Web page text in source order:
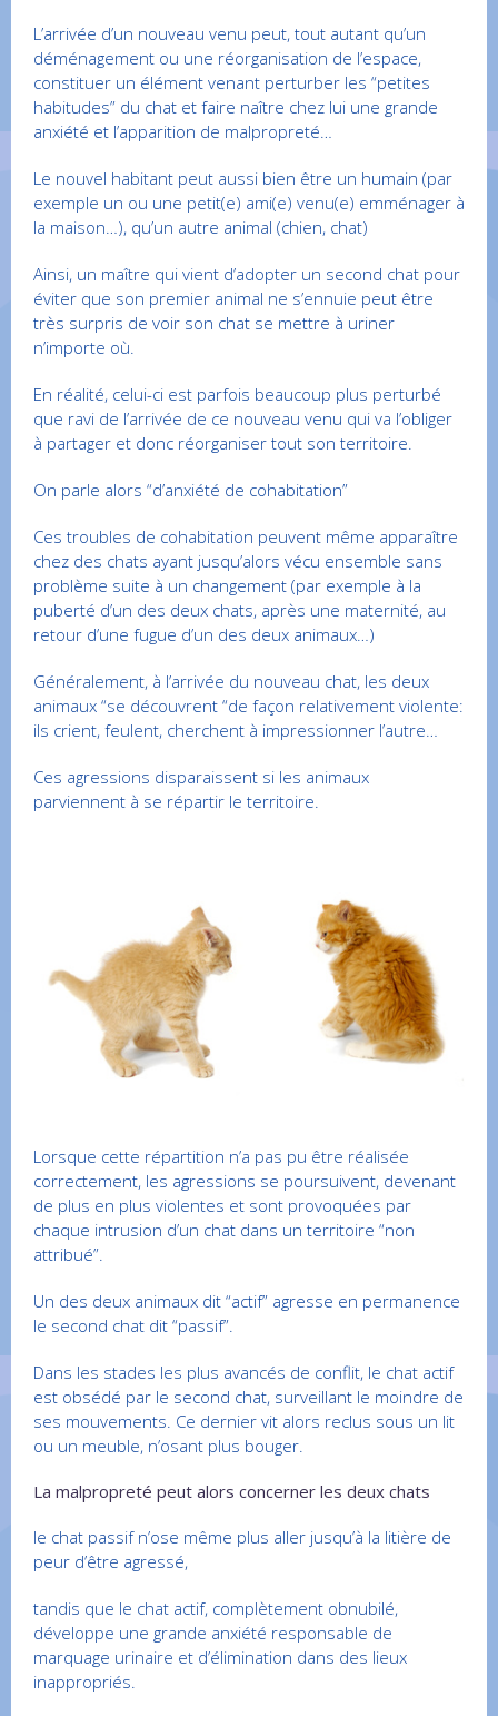
L’arrivée d’un nouveau venu peut, tout autant qu’un
déménagement ou une réorganisation de l’espace,
constituer un élément venant perturber les “petites
habitudes” du chat et faire naître chez lui une grande
anxiété et l’apparition de malpropreté…
Le nouvel habitant peut aussi bien être un humain (par
exemple un ou une petit(e) ami(e) venu(e) emménager à
la maison…), qu’un autre animal (chien, chat)
Ainsi, un maître qui vient d’adopter un second chat pour
éviter que son premier animal ne s’ennuie peut être
très surpris de voir son chat se mettre à uriner
n’importe où.
En réalité, celui-ci est parfois beaucoup plus perturbé
que ravi de l’arrivée de ce nouveau venu qui va l’obliger
à partager et donc réorganiser tout son territoire.
On parle alors “d’anxiété de cohabitation”
Ces troubles de cohabitation peuvent même apparaître
chez des chats ayant jusqu’alors vécu ensemble sans
problème suite à un changement (par exemple à la
puberté d’un des deux chats, après une maternité, au
retour d’une fugue d’un des deux animaux…)
Généralement, à l’arrivée du nouveau chat, les deux
animaux “se découvrent “de façon relativement violente:
ils crient, feulent, cherchent à impressionner l’autre…
Ces agressions disparaissent si les animaux
parviennent à se répartir le territoire.
Lorsque cette répartition n’a pas pu être réalisée
correctement, les agressions se poursuivent, devenant
de plus en plus violentes et sont provoquées par
chaque intrusion d’un chat dans un territoire “non
attribué”.
Un des deux animaux dit “actif” agresse en permanence
le second chat dit “passif”.
Dans les stades les plus avancés de conflit, le chat actif
est obsédé par le second chat, surveillant le moindre de
ses mouvements. Ce dernier vit alors reclus sous un lit
ou un meuble, n’osant plus bouger.
La malpropreté peut alors concerner les deux chats
le chat passif n’ose même plus aller jusqu’à la litière de
peur d’être agressé,
tandis que le chat actif, complètement obnubilé,
développe une grande anxiété responsable de
marquage urinaire et d’élimination dans des lieux
inappropriés.